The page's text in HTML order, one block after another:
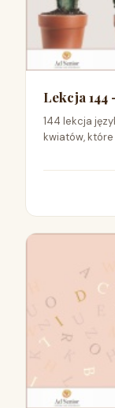
Lekcja 144
144 lekcja
kwiatów,